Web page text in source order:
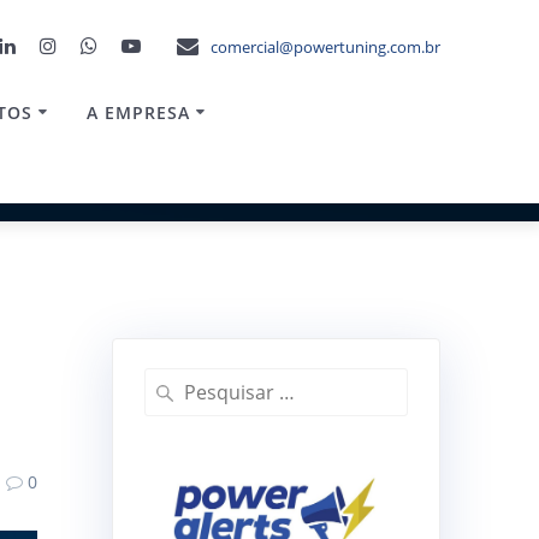
comercial@powertuning.com.br
A EMPRESA
0
Pesquisar